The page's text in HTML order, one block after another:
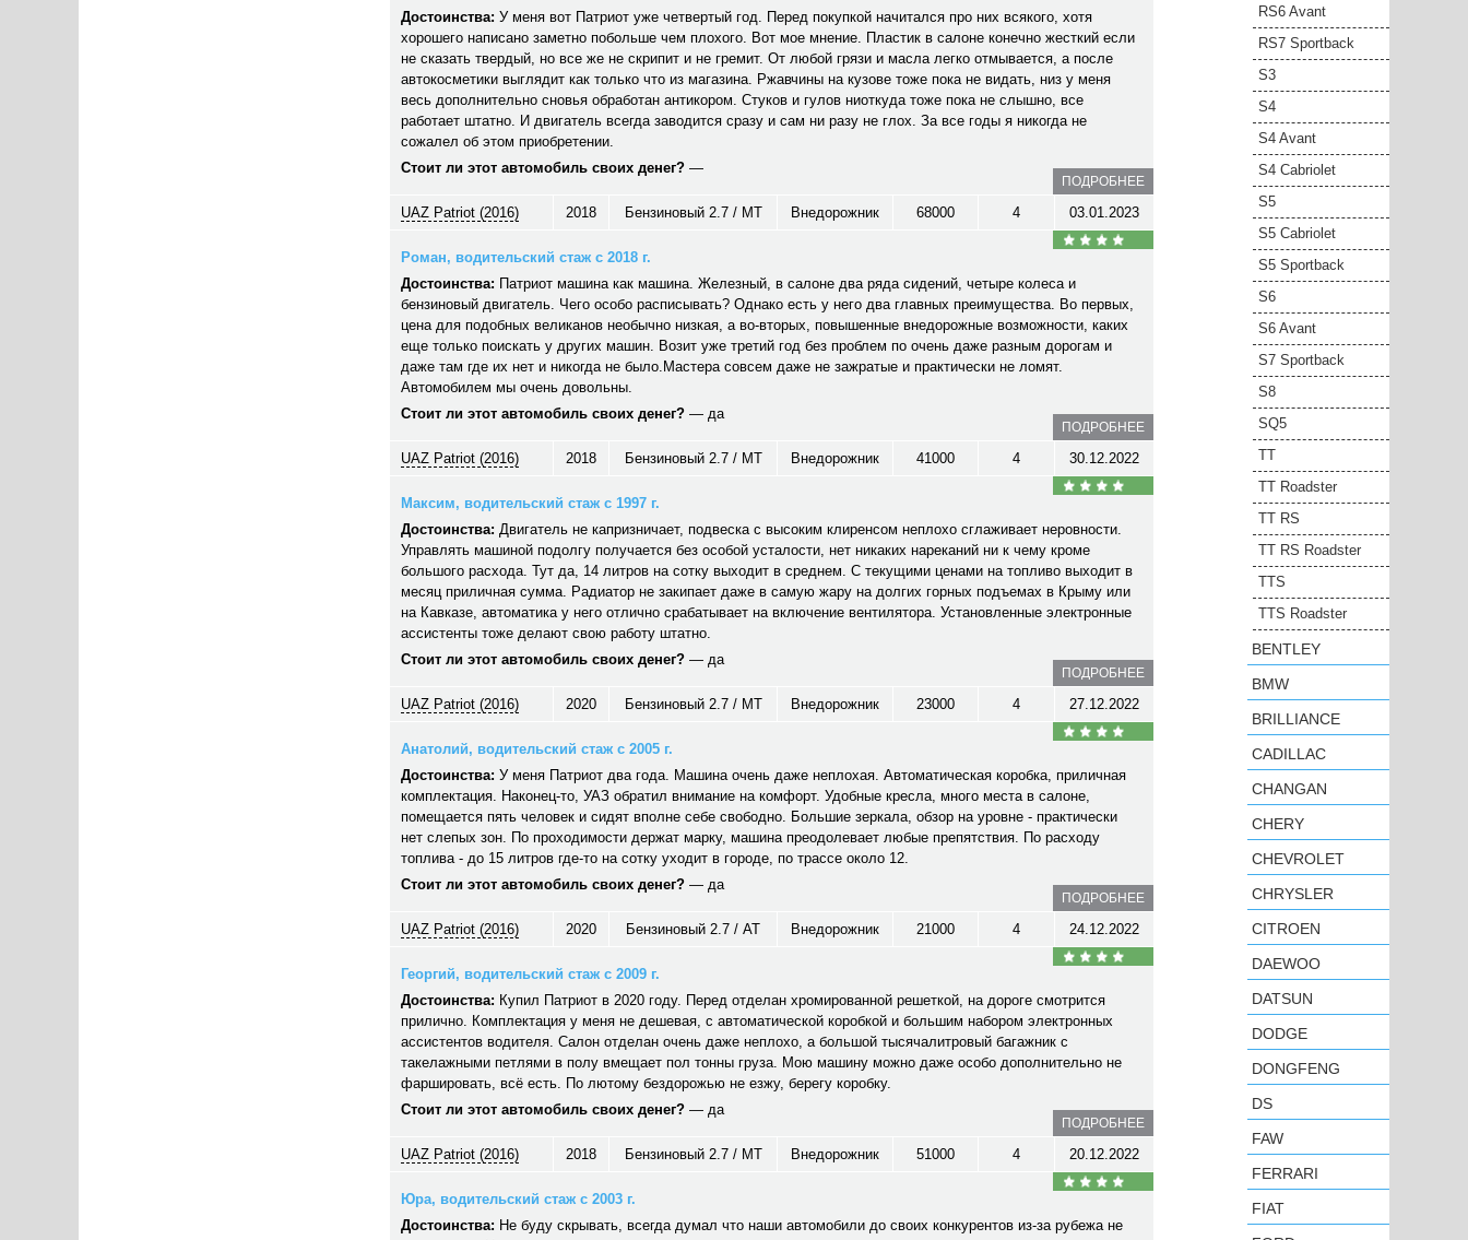
Достоинства: У меня вот Патриот уже четвертый год. Перед покупкой начитался про них всякого, хотя
хорошего написано заметно побольше чем плохого. Вот мое мнение. Пластик в салоне конечно жесткий если
не сказать твердый, но все же не скрипит и не гремит. От любой грязи и масла легко отмывается, а после
автокосметики выглядит как только что из магазина. Ржавчины на кузове тоже пока не видать, низ у меня
весь дополнительно сновья обработан антикором. Стуков и гулов ниоткуда тоже пока не слышно, все
работает штатно. И двигатель всегда заводится сразу и сам ни разу не глох. За все годы я никогда не
сожалел об этом приобретении.
Стоит ли этот автомобиль своих денег? —
ПОДРОБНЕЕ
UAZ Patriot (2016) 2018 Бензиновый 2.7 / MT Внедорожник 68000 4 03.01.2023
Роман, водительский стаж с 2018 г.
Достоинства: Патриот машина как машина. Железный, в салоне два ряда сидений, четыре колеса и
бензиновый двигатель. Чего особо расписывать? Однако есть у него два главных преимущества. Во первых,
цена для подобных великанов необычно низкая, а во-вторых, повышенные внедорожные возможности, каких
еще только поискать у других машин. Возит уже третий год без проблем по очень даже разным дорогам и
даже там где их нет и никогда не было.Мастера совсем даже не зажратые и практически не ломят.
Автомобилем мы очень довольны.
Стоит ли этот автомобиль своих денег? — да
ПОДРОБНЕЕ
UAZ Patriot (2016) 2018 Бензиновый 2.7 / MT Внедорожник 41000 4 30.12.2022
Максим, водительский стаж с 1997 г.
Достоинства: Двигатель не капризничает, подвеска с высоким клиренсом неплохо сглаживает неровности.
Управлять машиной подолгу получается без особой усталости, нет никаких нареканий ни к чему кроме
большого расхода. Тут да, 14 литров на сотку выходит в среднем. С текущими ценами на топливо выходит в
месяц приличная сумма. Радиатор не закипает даже в самую жару на долгих горных подъемах в Крыму или
на Кавказе, автоматика у него отлично срабатывает на включение вентилятора. Установленные электронные
ассистенты тоже делают свою работу штатно.
Стоит ли этот автомобиль своих денег? — да
ПОДРОБНЕЕ
UAZ Patriot (2016) 2020 Бензиновый 2.7 / MT Внедорожник 23000 4 27.12.2022
Анатолий, водительский стаж с 2005 г.
Достоинства: У меня Патриот два года. Машина очень даже неплохая. Автоматическая коробка, приличная
комплектация. Наконец-то, УАЗ обратил внимание на комфорт. Удобные кресла, много места в салоне,
помещается пять человек и сидят вполне себе свободно. Большие зеркала, обзор на уровне - практически
нет слепых зон. По проходимости держат марку, машина преодолевает любые препятствия. По расходу
топлива - до 15 литров где-то на сотку уходит в городе, по трассе около 12.
Стоит ли этот автомобиль своих денег? — да
ПОДРОБНЕЕ
UAZ Patriot (2016) 2020 Бензиновый 2.7 / AT Внедорожник 21000 4 24.12.2022
Георгий, водительский стаж с 2009 г.
Достоинства: Купил Патриот в 2020 году. Перед отделан хромированной решеткой, на дороге смотрится
прилично. Комплектация у меня не дешевая, с автоматической коробкой и большим набором электронных
ассистентов водителя. Салон отделан очень даже неплохо, а большой тысячалитровый багажник с
такелажными петлями в полу вмещает пол тонны груза. Мою машину можно даже особо дополнительно не
фаршировать, всё есть. По лютому бездорожью не езжу, берегу коробку.
Стоит ли этот автомобиль своих денег? — да
ПОДРОБНЕЕ
UAZ Patriot (2016) 2018 Бензиновый 2.7 / MT Внедорожник 51000 4 20.12.2022
Юра, водительский стаж с 2003 г.
Достоинства: Не буду скрывать, всегда думал что наши автомобили до своих конкурентов из-за рубежа не
RS6 Avant
RS7 Sportback
S3
S4
S4 Avant
S4 Cabriolet
S5
S5 Cabriolet
S5 Sportback
S6
S6 Avant
S7 Sportback
S8
SQ5
TT
TT Roadster
TT RS
TT RS Roadster
TTS
TTS Roadster
BENTLEY
BMW
BRILLIANCE
CADILLAC
CHANGAN
CHERY
CHEVROLET
CHRYSLER
CITROEN
DAEWOO
DATSUN
DODGE
DONGFENG
DS
FAW
FERRARI
FIAT